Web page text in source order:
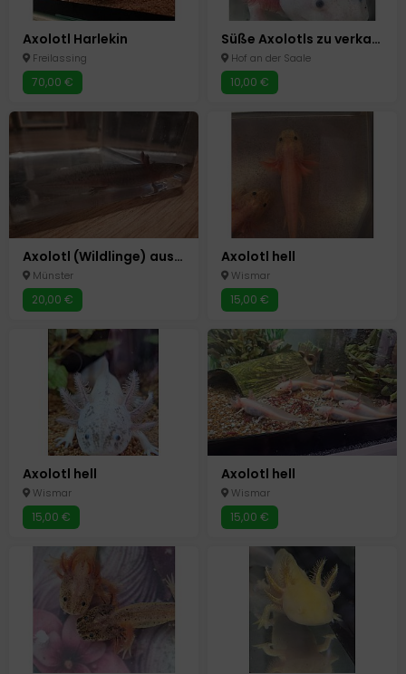
Axolotl Harlekin
Freilassing
70,00 €
Süße Axolotls zu verkaufen
Hof an der Saale
10,00 €
Axolotl (Wildlinge) aus liebevoller Nachzucht abzugeben
Münster
20,00 €
Axolotl hell
Wismar
15,00 €
Axolotl hell
Wismar
15,00 €
Axolotl hell
Wismar
15,00 €